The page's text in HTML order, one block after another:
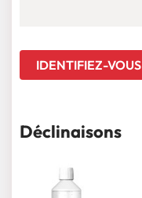
IDENTIFIEZ-VOUS
Déclinaisons